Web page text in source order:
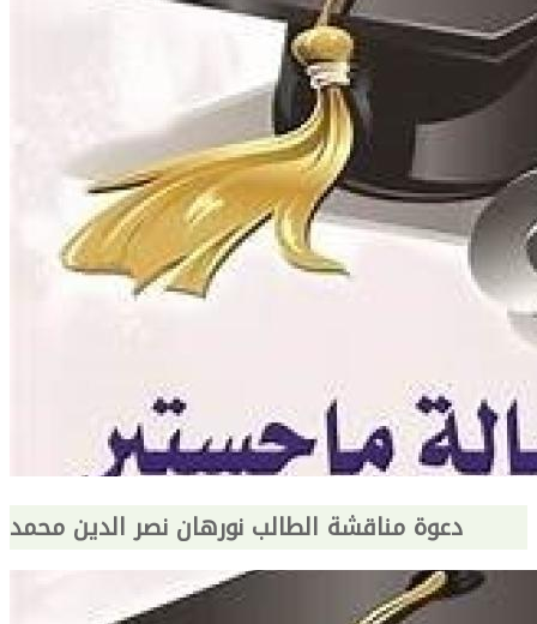
دعوة مناقشة الطالب نورهان نصر الدين محمد